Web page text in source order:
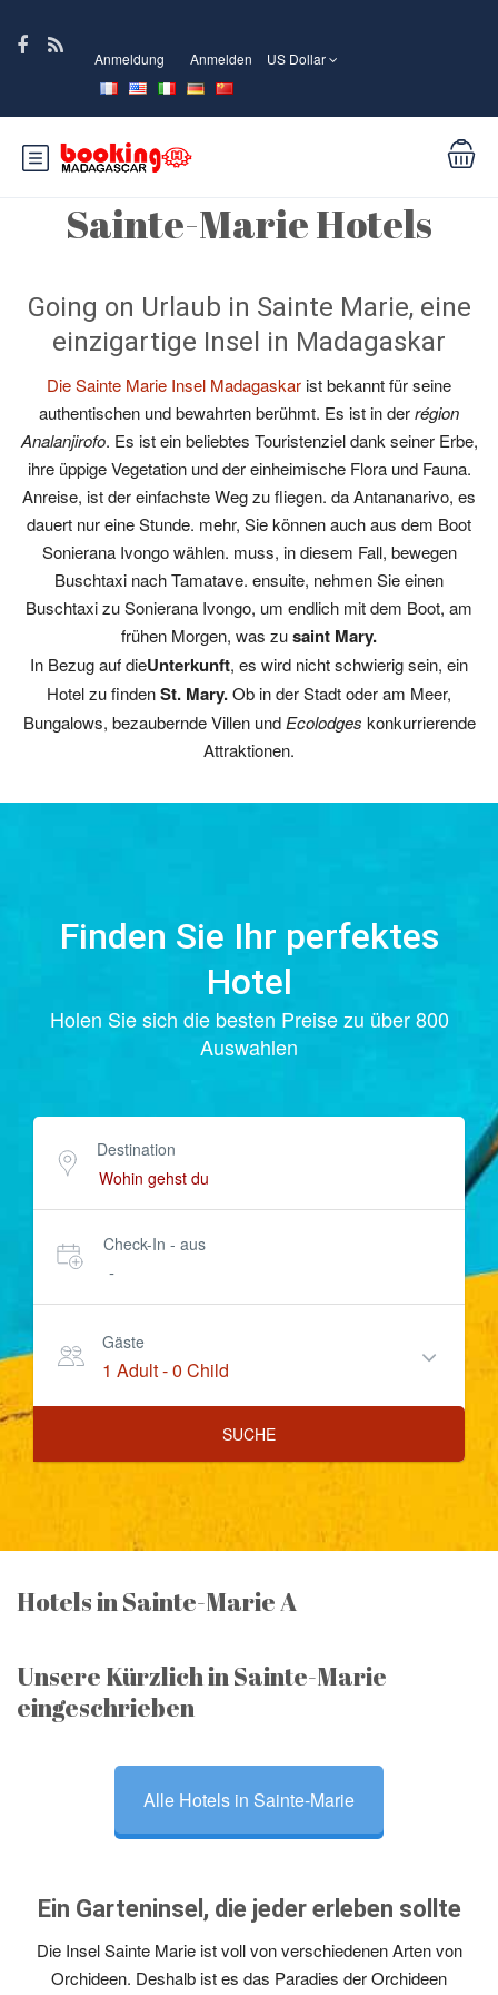
Anmeldung Anmelden US Dollar
Sainte-Marie Hotels
Going on Urlaub in Sainte Marie, eine
einzigartige Insel in Madagaskar
Die Sainte Marie Insel Madagaskarist bekannt für seine
authentischen und bewahrten berühmt. Es ist in derrégion
Analanjirofo. Es ist ein beliebtes Touristenziel dank seiner Erbe,
ihre üppige Vegetation und der einheimische Flora und Fauna.
Anreise, ist der einfachste Weg zu fliegen. da Antananarivo, es
dauert nur eine Stunde. mehr, Sie können auch aus dem Boot
Sonierana Ivongo wählen. muss, in diesem Fall, bewegen
Buschtaxi nach Tamatave. ensuite, nehmen Sie einen
Buschtaxi zu Sonierana Ivongo, um endlich mit dem Boot, am
frühen Morgen, was zusaint Mary.
In Bezug auf dieUnterkunft, es wird nicht schwierig sein, ein
Hotel zu findenSt. Mary.Ob in der Stadt oder am Meer,
Bungalows, bezaubernde Villen undEcolodges konkurrierende
Attraktionen.
Finden Sie Ihr perfektes
Hotel
Holen Sie sich die besten Preise zu über 800
Auswahlen
Destination
Check-In - aus
-
Gäste
1 Adult-0 Child
SUCHE
Hotels in Sainte-Marie A
Unsere Kürzlich in Sainte-Marie
eingeschrieben
Alle Hotels in Sainte-Marie
Ein Garteninsel, die jeder erleben sollte
Die Insel Sainte Marie ist voll von verschiedenen Arten von
Orchideen. Deshalb ist es das Paradies der Orchideen